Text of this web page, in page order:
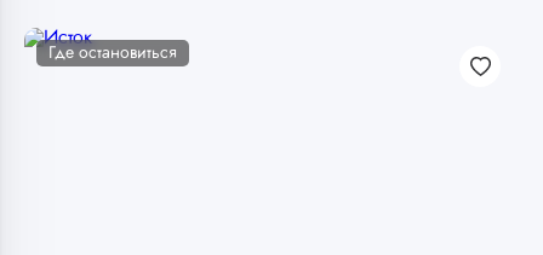
Где остановиться